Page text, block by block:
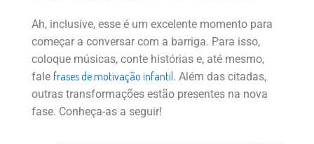
Ah, inclusive, esse é um excelente momento para
começar a conversar com a barriga. Para isso,
coloque músicas, conte histórias e, até mesmo,
fale frases de motivação infantil. Além das citadas,
outras transformações estão presentes na nova
fase. Conheça-as a seguir!